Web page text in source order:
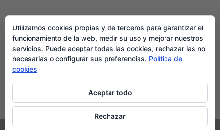
Sede Administrativa y Secretaría General
C/ Arcipreste de Hita 14 – 1º Derecha.
28015 – Madrid
Teléfono: 91 544 80 35 - 91 544 58 79
Mail:
Utilizamos cookies propias y de terceros para garantizar el
funcionamiento de la web, medir su uso y mejorar nuestros
servicios. Puede aceptar todas las cookies, rechazar las no
necesarias o configurar sus preferencias. Política de
cookies
Aceptar todo
Rechazar